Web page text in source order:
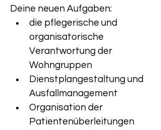
Deine neuen Aufgaben:
die pflegerische und
organisatorische
Verantwortung der
Wohngruppen
Dienstplangestaltung und
Ausfallmanagement
Organisation der
Patientenüberleitungen